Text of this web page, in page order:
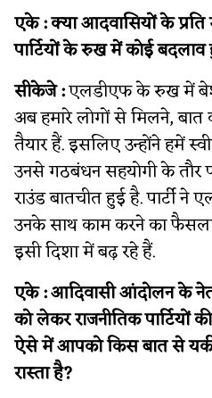
एके : क्या आदवासियों के प्रति
पार्टियों के रुख में कोई
सीकेजे :एलडीएफ के रुख में
अब हमारे लोगों से मिलने,
तैयार हैं. इसलिए उन्होंने हमें
उनसे गठबंधन सहयोगी के तौर
राउंड बातचीत हुई है. पार्टी
उनके साथ काम करने का
इसी दिशा में बढ़ रहे हैं.
एके :आदिवासी आंदोलन के
को लेकर राजनीतिक पार्टियों
ऐसे में आपको किस बात से
रास्ता है?